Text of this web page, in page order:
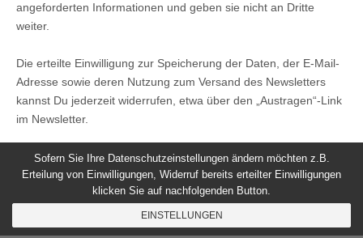
angeforderten Informationen und geben sie nicht an Dritte
weiter.
Die erteilte Einwilligung zur Speicherung der Daten, der E-Mail-
Adresse sowie deren Nutzung zum Versand des Newsletters
kannst Du jederzeit widerrufen, etwa über den „Austragen“-Link
im Newsletter.
Sofern Sie Ihre Datenschutzeinstellungen ändern möchten z.B.
Erteilung von Einwilligungen, Widerruf bereits erteilter Einwilligungen
klicken Sie auf nachfolgenden Button.
EINSTELLUNGEN